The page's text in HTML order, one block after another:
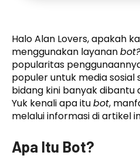
Halo Alan Lovers, apakah
menggunakan layananbot?
popularitas
populer untuk media sosial
bidang kini banyak dibantu
Yuk kenali apa itubot,
melalui informasi di artikel
Apa Itu Bot?